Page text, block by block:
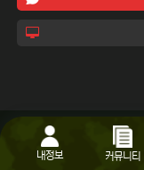
내정보 커뮤니티